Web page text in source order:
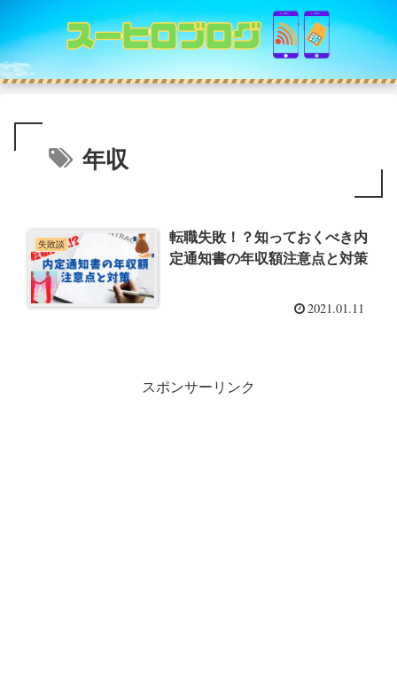
年収
失敗談
転職失敗！？知っておくべき内
定通知書の年収額注意点と対策
2021.01.11
スポンサーリンク